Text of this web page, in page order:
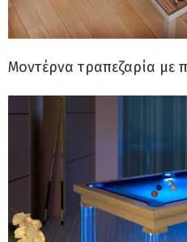
Μοντέρνα τραπεζαρία με